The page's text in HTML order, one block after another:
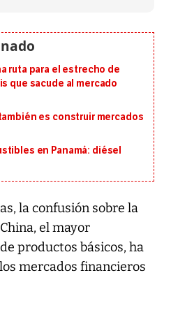
ruta para el estrecho de
que sacude al mercado
es construir mercados
en Panamá: diésel
la confusión sobre la
el mayor
productos básicos, ha
mercados financieros